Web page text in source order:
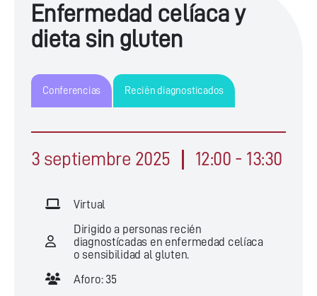
Enfermedad celíaca y
dieta sin gluten
Conferencias Recién diagnosticados
3 septiembre 2025 12:00 - 13:30
Virtual
Dirigido a personas recién
diagnostícadas en enfermedad celíaca
o sensibilidad al gluten.
Aforo: 35